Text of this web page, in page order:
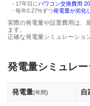
・17年目にパワコン交換費用
・毎年0.27%ずつ発電量が劣化
実際の発電量や設置費用は、
ます。
正確な発電量シミュレーショ
発電量シミュレ
発電量(年間) 自